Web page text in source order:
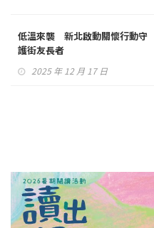
低溫來襲 新北啟動關懷行動守
護街友長者
2025 年 12 月 17 日